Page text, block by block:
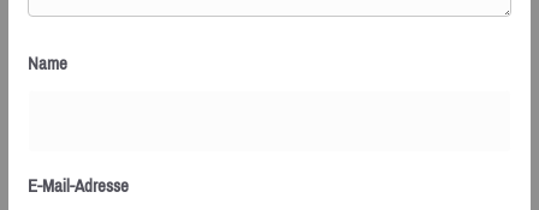
Name
E-Mail-Adresse